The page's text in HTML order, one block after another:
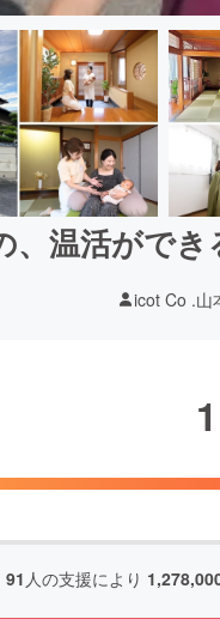
、温活がで
icot Co .山
91 人の支援により